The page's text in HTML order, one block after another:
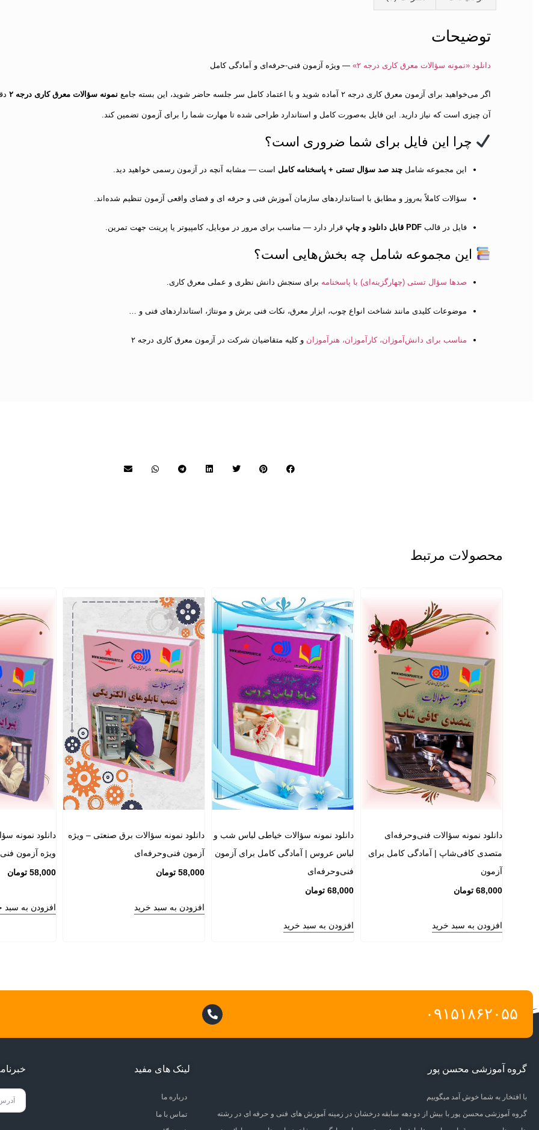
توضیحات
دانلود «نمونه سؤالات معرق کاری درجه ۲» — ویژه آزمون فنی‌-حرفه‌ای و آمادگی کامل
اگر می‌خواهید برای آزمون معرق کاری درجه ۲ آماده شوید و با اعتماد کامل سر جلسه حاضر شوید، این بسته جامع نمونه سؤالات معرق کاری درجه ۲
آن چیزی است که نیاز دارید. این فایل به‌صورت کامل و استاندارد طراحی شده تا مهارت شما را برای آزمون تضمین کند.
چرا این فایل برای شما ضروری است؟
این مجموعه شامل چند صد سؤال تستی + پاسخنامه کامل است — مشابه آنچه در آزمون رسمی خواهید دید.
سؤالات کاملاً به‌روز و مطابق با استانداردهای سازمان آموزش فنی و حرفه ای و فضای واقعی آزمون تنظیم شده‌اند.
فایل در قالب PDF قابل دانلود و چاپ قرار دارد — مناسب برای مرور در موبایل، کامپیوتر یا پرینت جهت تمرین.
این مجموعه شامل چه بخش‌هایی است؟
صدها سؤال تستی (چهارگزینه‌ای) با پاسخنامه برای سنجش دانش نظری و عملی معرق کاری.
موضوعات کلیدی مانند شناخت انواع چوب، ابزار معرق، نکات فنی برش و مونتاژ، استانداردهای فنی و …
مناسب برای دانش‌آموزان، کارآموزان، هنرآموزان و کلیه متقاضیان شرکت در آزمون معرق کاری درجه ۲
محصولات مرتبط
دانلود نمونه سؤالات فنی‌وحرفه‌ای
متصدی کافی‌شاپ | آمادگی کامل برای
آزمون
68,000 تومان
افزودن به سبد خرید
دانلود نمونه سؤالات خیاطی لباس شب و
لباس عروس | آمادگی کامل برای آزمون
فنی‌وحرفه‌ای
68,000 تومان
افزودن به سبد خرید
دانلود نمونه سؤالات برق صنعتی – ویژه
آزمون فنی‌وحرفه‌ای
58,000 تومان
افزودن به سبد خرید
دانلود نمونه
ویژه آزمون
58,000 تومان
افزودن به سبد
۰۹۱۵۱۸۶۲۰۵۵
گروه آموزشی محسن پور
با افتخار به شما خوش آمد میگوییم
گروه آموزشی محسن پور با بیش از دو دهه سابقه درخشان در زمینه آموزش های فنی و حرفه ای در رشته
لینک های مفید
درباره ما
تماس با ما